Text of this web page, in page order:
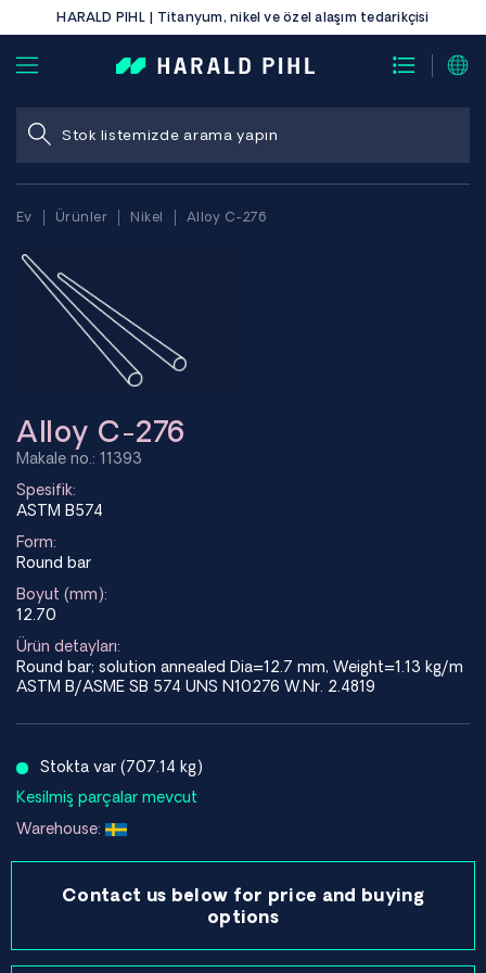
HARALD PIHL | Titanyum, nikel ve özel alaşım tedarikçisi
Ev Ürünler Nikel Alloy C-276
Alloy C-276
Makale no.: 11393
Spesifik:
ASTM B574
Form:
Round bar
Boyut (mm):
12.70
Ürün detayları:
Round bar; solution annealed Dia=12.7 mm, Weight=1.13 kg/m
ASTM B/ASME SB 574 UNS N10276 W.Nr. 2.4819
Stokta var (707.14 kg)
Kesilmiş parçalar mevcut
Warehouse:
Contact us below for price and buying
options